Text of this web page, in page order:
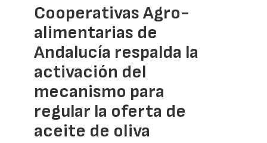
Cooperativas Agro-
alimentarias de
Andalucía respalda la
activación del
mecanismo para
regular la oferta de
aceite de oliva